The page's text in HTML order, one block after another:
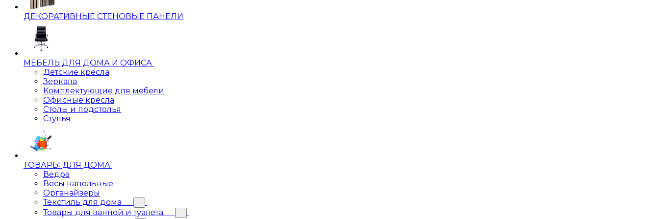
ДЕКОРАТИВНЫЕ СТЕНОВЫЕ ПАНЕЛИ
МЕБЕЛЬ ДЛЯ ДОМА И ОФИСА
Детские кресла
Зеркала
Комплектующие для мебели
Офисные кресла
Столы и подстолья
Стулья
ТОВАРЫ ДЛЯ ДОМА
Ведра
Весы напольные
Органайзеры
Текстиль для дома
Товары для ванной и туалета